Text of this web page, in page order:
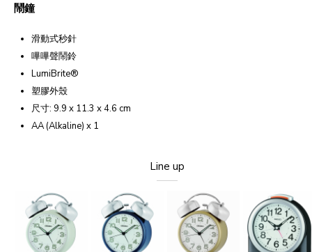
鬧鐘
滑動式秒針
嗶嗶聲鬧鈴
LumiBrite®
塑膠外殼
尺寸: 9.9 x 11.3 x 4.6 cm
AA (Alkaline) x 1
Line up